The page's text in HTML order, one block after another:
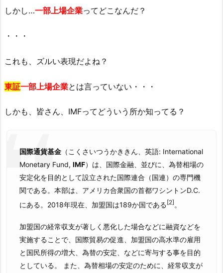
しかし…一部上場企業ってどこなんだ？
・・・
これも、ズルい表現だよね？
東証一部上場企業とは言っていない・・・
しかも、皆さん、IMFってどういう所か知ってる？
国際通貨基金 （こくさいつうかききん、英語: International
Monetary Fund, IMF）は、国際金融、並びに、為替相場の
安定化を目的として設立された国際連合（国連）の専門機
関である。本部は、アメリカ合衆国の首都ワシントンD.C.
にある。2018年現在、加盟国は189か国である[2] 。
加盟国の経常収支が著しく悪化した場合などに融資などを
実施することで、国際貿易の促進、加盟国の高水準の雇用
と国民所得の増大、為替の安定、などに寄与する事を目的
としている。 また、為替相場の安定のために、経常収支が